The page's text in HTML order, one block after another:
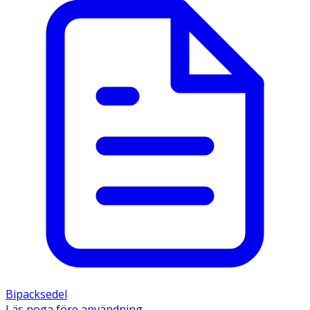
förpackning med 140 doser här!
· Vuxna och barn över 18 år: 2 sprayningar i varje
näsborre 1 gång dagligen.
· När symtomen förbättras kan dosen minskas till 1
· För vissa kan lindring märkas inom 12 timmar, men
· Vid svår hösnuva kan behandlingen påbörjas några
dagar innan pollensäsongen startar.
· Om du inte märker någon förbättring inom 14 dagar,
kontakta läkare.
rekommendation.
Bipacksedel